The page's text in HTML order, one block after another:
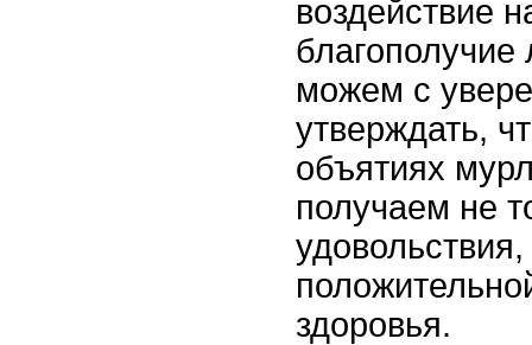
воздействие
можем с
утверждать,
объятиях
получаем не
здоровья.